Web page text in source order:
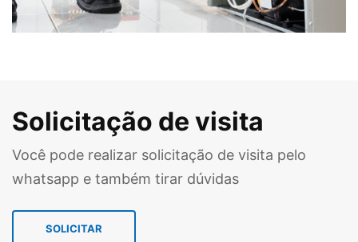
Solicitação de visita
Você pode realizar solicitação de visita pelo
whatsapp e também tirar dúvidas
SOLICITAR